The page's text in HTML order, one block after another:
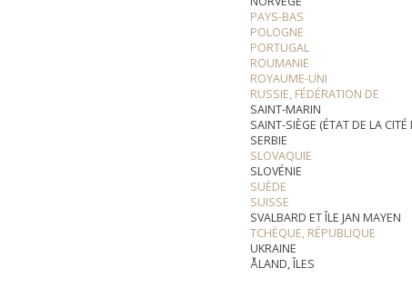
PAYS-BAS
POLOGNE
PORTUGAL
ROUMANIE
ROYAUME-UNI
RUSSIE, FÉDÉRATION DE
SAINT-MARIN
SAINT-SIÈGE (ÉTAT DE LA
SERBIE
SLOVAQUIE
SLOVÉNIE
SUÈDE
SUISSE
SVALBARD ET ÎLE JAN MAYEN
TCHÈQUE, RÉPUBLIQUE
UKRAINE
ÅLAND, ÎLES